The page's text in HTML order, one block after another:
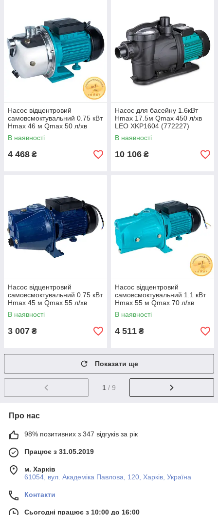
Насос відцентровий
самовсмоктувальний 0.75 кВт
Hmax 46 м Qmax 50 л/хв
неірж AQUATICA JETSa60
(775097)
В наявності
4 468 ₴
Насос для басейну 1.6кВт
Hmax 17.5м Qmax 450 л/хв
LEO XKP1604 (772227)
В наявності
10 106 ₴
Насос відцентровий
самовсмоктувальний 0.75 кВт
Hmax 45 м Qmax 55 л/хв
WETRON JET60 (775042)
В наявності
3 007 ₴
Насос відцентровий
самовсмоктувальний 1.1 кВт
Hmax 55 м Qmax 70 л/хв
AQUATICA JETa100A
(775088)
В наявності
4 511 ₴
Показати ще
1 / 9
Про нас
98% позитивних з 347 відгуків за рік
Працює з 31.05.2019
м. Харків
61054, вул. Академіка Павлова, 120, Харків, Україна
Контакти
Сьогодні працює з 10:00 до 16:00